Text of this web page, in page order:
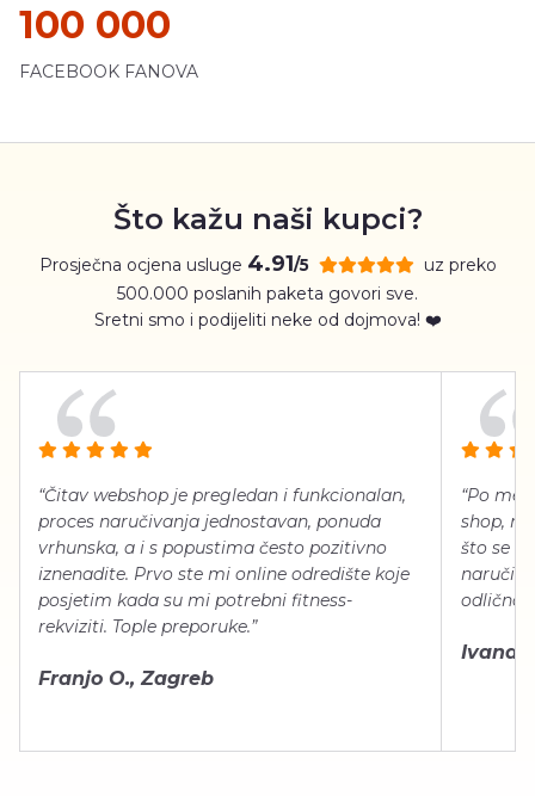
100 000
FACEBOOK FANOVA
Što kažu naši kupci?
Prosječna ocjena usluge 4.91/5
uz preko
500.000 poslanih paketa govori sve.
Sretni smo i podijeliti neke od dojmova! ❤️
“Čitav webshop je pregledan i funkcionalan,
proces naručivanja jednostavan, ponuda
vrhunska, a i s popustima često pozitivno
iznenadite. Prvo ste mi online odredište koje
posjetim kada su mi potrebni fitness-
rekviziti. Tople preporuke.”
Franjo O., Zagreb
“Po
shop,
što se
naručiti,
odlično
Ivana